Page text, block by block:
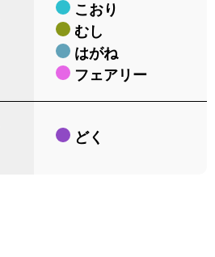
こおり
むし
はがね
フェアリー
どく